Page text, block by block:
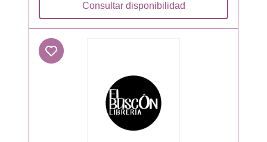
Consultar disponibilidad